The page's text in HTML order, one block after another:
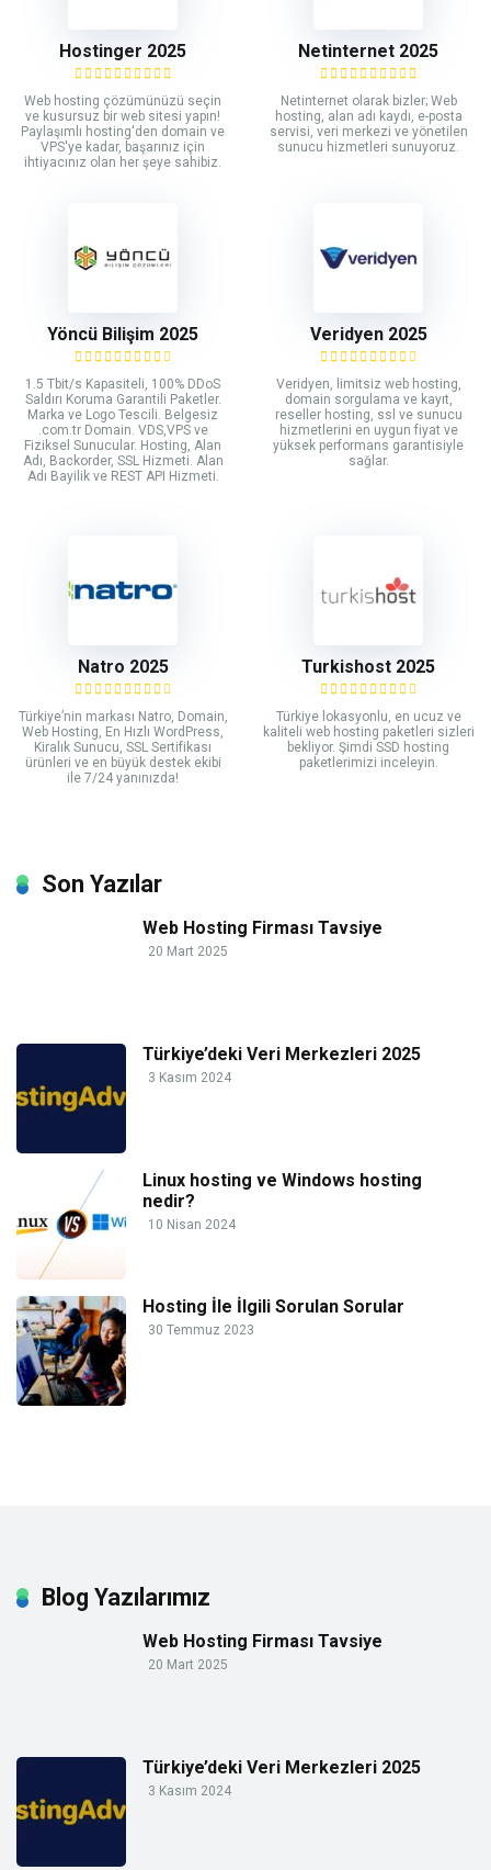
Hostinger 2025
Web hosting çözümünüzü seçin
ve kusursuz bir web sitesi yapın!
Paylaşımlı hosting'den domain ve
VPS'ye kadar, başarınız için
ihtiyacınız olan her şeye sahibiz.
Netinternet 2025
Netinternet olarak bizler; Web
hosting, alan adı kaydı, e-posta
servisi, veri merkezi ve yönetilen
sunucu hizmetleri sunuyoruz.
Yöncü Bilişim 2025
1.5 Tbit/s Kapasiteli, 100% DDoS
Saldırı Koruma Garantili Paketler.
Marka ve Logo Tescili. Belgesiz
.com.tr Domain. VDS,VPS ve
Fiziksel Sunucular. Hosting, Alan
Adı, Backorder, SSL Hizmeti. Alan
Adı Bayilik ve REST API Hizmeti.
Veridyen 2025
Veridyen, limitsiz web hosting,
domain sorgulama ve kayıt,
reseller hosting, ssl ve sunucu
hizmetlerini en uygun fiyat ve
yüksek performans garantisiyle
sağlar.
Natro 2025
Türkiye’nin markası Natro, Domain,
Web Hosting, En Hızlı WordPress,
Kiralık Sunucu, SSL Sertifikası
ürünleri ve en büyük destek ekibi
ile 7/24 yanınızda!
Turkishost 2025
Türkiye lokasyonlu, en ucuz ve
kaliteli web hosting paketleri sizleri
bekliyor. Şimdi SSD hosting
paketlerimizi inceleyin.
Son Yazılar
Web Hosting Firması Tavsiye
20 Mart 2025
Türkiye’deki Veri Merkezleri 2025
3 Kasım 2024
Linux hosting ve Windows hosting
nedir?
10 Nisan 2024
Hosting İle İlgili Sorulan Sorular
30 Temmuz 2023
Blog Yazılarımız
Web Hosting Firması Tavsiye
20 Mart 2025
Türkiye’deki Veri Merkezleri 2025
3 Kasım 2024